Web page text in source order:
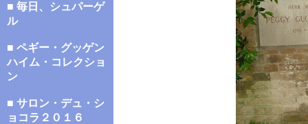
■ 毎日、シュパーゲ
ル
■ ペギー・グッゲン
ハイム・コレクショ
ン
■ サロン・デュ・シ
ョコラ２０１６